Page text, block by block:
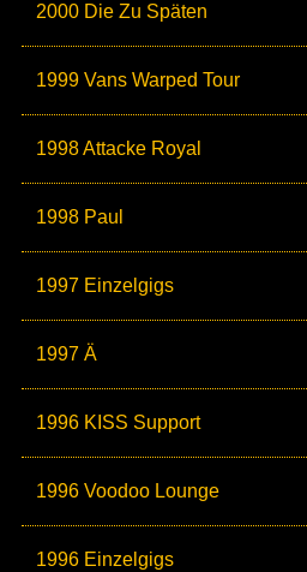
2000 Die Zu Späten
1999 Vans Warped Tour
1998 Attacke Royal
1998 Paul
1997 Einzelgigs
1997 Ä
1996 KISS Support
1996 Voodoo Lounge
1996 Einzelgigs